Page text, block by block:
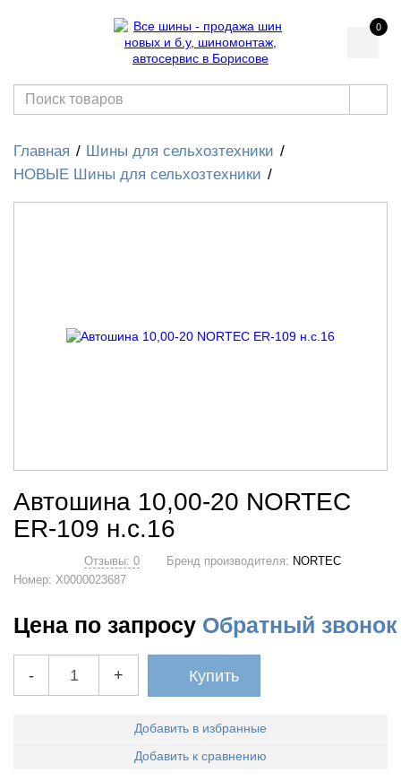
0
Главная
Шины для сельхозтехники
НОВЫЕ Шины для сельхозтехники
Автошина 10,00-20 NORTEC
ER-109 н.с.16
Отзывы: 0 Бренд производителя: NORTEC
Номер: Х0000023687
Цена по запросу Обратный звонок
- + Купить
Добавить в избранные
Добавить к сравнению